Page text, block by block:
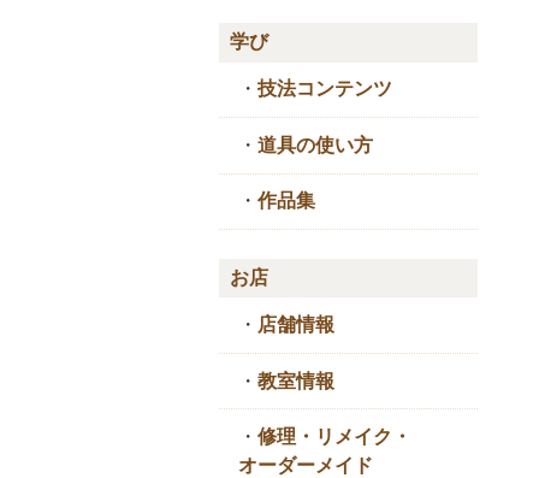
学び
・ 技法コンテンツ
・ 道具の使い方
・ 作品集
お店
・ 店舗情報
・ 教室情報
・ 修理・リメイク・
オーダーメイド